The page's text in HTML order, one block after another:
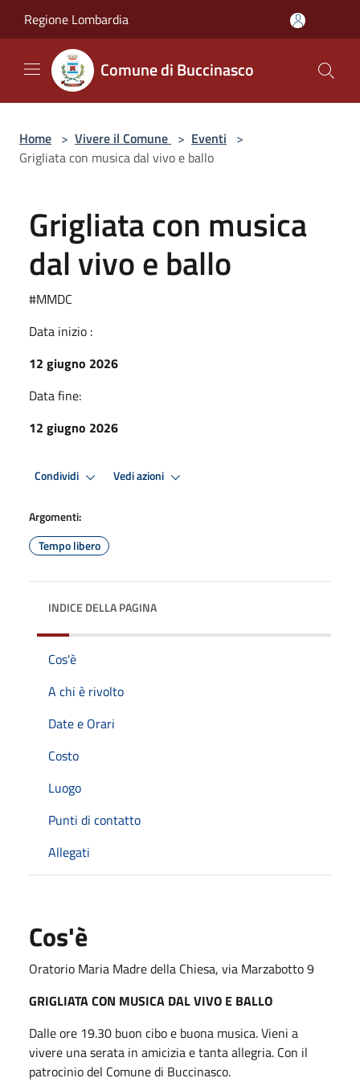
Regione Lombardia
Comune di Buccinasco
Home > Vivere il Comune > Eventi >
Grigliata con musica dal vivo e ballo
Grigliata con musica
dal vivo e ballo
#MMDC
Data inizio :
12 giugno 2026
Data fine:
12 giugno 2026
Condividi Vedi azioni
Argomenti:
Tempo libero
INDICE DELLA PAGINA
Cos'è
A chi è rivolto
Date e Orari
Costo
Luogo
Punti di contatto
Allegati
Cos'è
Oratorio Maria Madre della Chiesa, via Marzabotto 9
GRIGLIATA CON MUSICA DAL VIVO E BALLO
Dalle ore 19.30 buon cibo e buona musica. Vieni a
vivere una serata in amicizia e tanta allegria. Con il
patrocinio del Comune di Buccinasco.